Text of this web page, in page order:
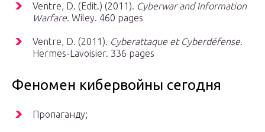
Ventre, D. (Edit.) (2011). Cyberwar and Information
Warfare. Wiley. 460 pages
Ventre, D. (2011). Cyberattaque et Cyberdéfense.
Hermes-Lavoisier. 336 pages
Феномен кибервойны сегодня
Пропаганду;